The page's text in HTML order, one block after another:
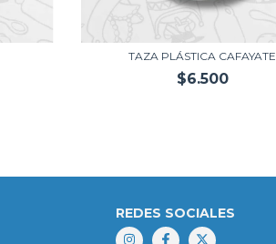
TAZA PLÁSTICA CAFAYATE
$6.500
REDES SOCIALES